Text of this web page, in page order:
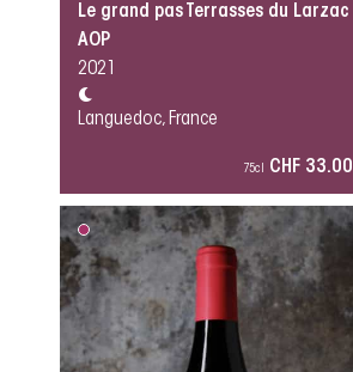
Le grand pas Terrasses du Larzac
AOP
2021
Languedoc, France
75cl CHF 33.00